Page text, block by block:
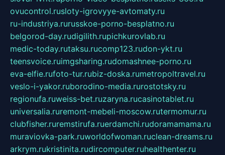
ovucontrol.rusloty-igrovyye-avtomaty.ru
ru-industriya.rurusskoe-porno-besplatno.ru
belgorod-day.rudigilith.rupichkurovlab.ru
medic-today.rutaksu.rucomp123.rudon-ykt.ru
teensvoice.ruimgsharing.rudomashnee-porno.ru
eva-elfie.rufoto-tur.rubiz-doska.rumetropoltravel.ru
veslo-i-yakor.ruborodino-media.rurostotsky.ru
regionufa.ruweiss-bet.ruzaryna.rucasinotablet.ru
universalia.ruremont-mebeli-moscow.rutermomur.ru
clubfisher.ruremstirufa.ruerdamchi.rudoramamama.ru
muraviovka-park.ruworldofwoman.ruclean-dreams.ru
arkrym.rukristinita.rudircomputer.ruhealthenter.ru